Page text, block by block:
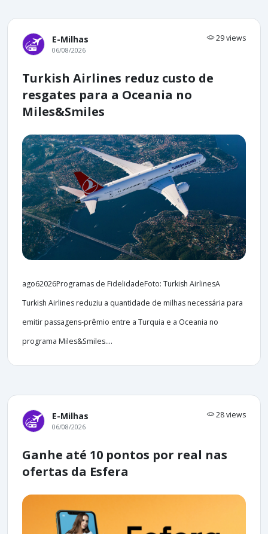
E-Milhas 29 views
06/08/2026
Turkish Airlines reduz custo de
resgates para a Oceania no
Miles&Smiles
ago62026Programas de FidelidadeFoto: Turkish AirlinesA
Turkish Airlines reduziu a quantidade de milhas necessária para
emitir passagens-prêmio entre a Turquia e a Oceania no
programa Miles&Smiles....
E-Milhas 28 views
06/08/2026
Ganhe até 10 pontos por real nas
ofertas da Esfera